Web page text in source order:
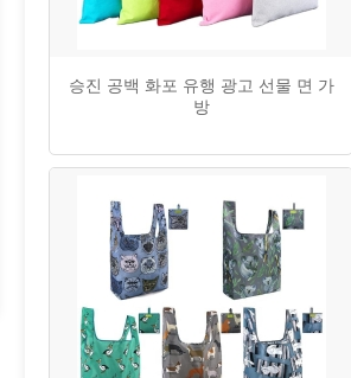
승진 공백 화포 유행 광고 선물 면 가
방